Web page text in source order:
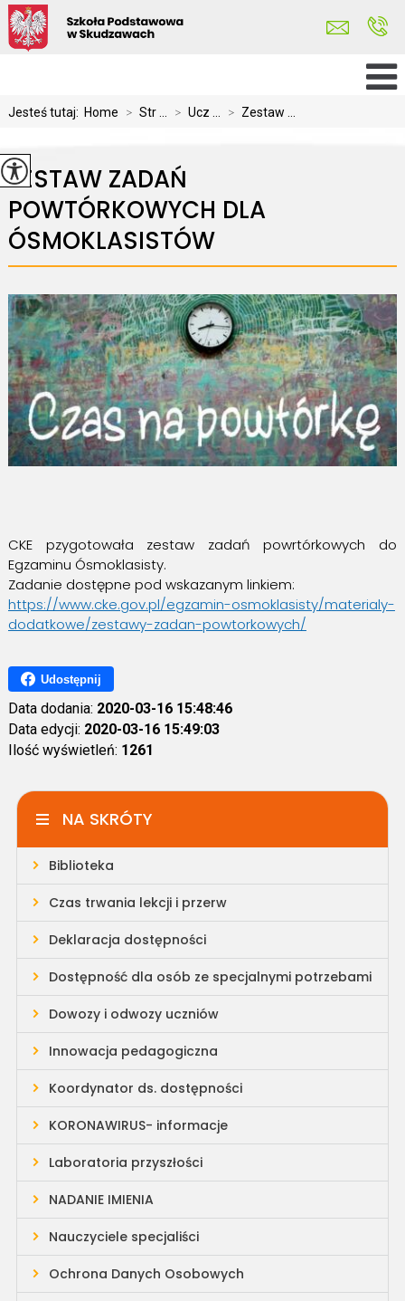
Jesteś tutaj: Home > Str ... > Ucz ... > Zestaw ...
ZESTAW ZADAŃ
POWTÓRKOWYCH DLA
ÓSMOKLASISTÓW
CKE pzygotowała zestaw zadań powrtórkowych do
Egzaminu Ósmoklasisty.
Zadanie dostępne pod wskazanym linkiem:
https://www.cke.gov.pl/egzamin-osmoklasisty/materialy-
dodatkowe/zestawy-zadan-powtorkowych/
Udostępnij
Data dodania: 2020-03-16 15:48:46
Data edycji: 2020-03-16 15:49:03
Ilość wyświetleń: 1261
NA SKRÓTY
Biblioteka
Czas trwania lekcji i przerw
Deklaracja dostępności
Dostępność dla osób ze specjalnymi potrzebami
Dowozy i odwozy uczniów
Innowacja pedagogiczna
Koordynator ds. dostępności
KORONAWIRUS- informacje
Laboratoria przyszłości
NADANIE IMIENIA
Nauczyciele specjaliści
Ochrona Danych Osobowych